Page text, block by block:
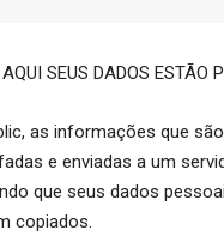
SEUS DADOS ESTÃO
as informações que
e enviadas a um
que seus dados
copiados.